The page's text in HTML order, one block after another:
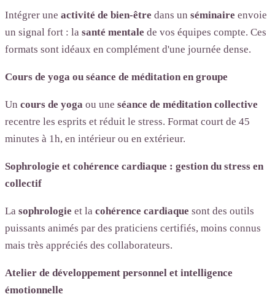
Intégrer une activité de bien-être dans un séminaire envoie
un signal fort : la santé mentale de vos équipes compte. Ces
formats sont idéaux en complément d'une journée dense.
Cours de yoga ou séance de méditation en groupe
Un cours de yoga ou une séance de méditation collective
recentre les esprits et réduit le stress. Format court de 45
minutes à 1h, en intérieur ou en extérieur.
Sophrologie et cohérence cardiaque : gestion du stress en
collectif
La sophrologie et la cohérence cardiaque sont des outils
puissants animés par des praticiens certifiés, moins connus
mais très appréciés des collaborateurs.
Atelier de développement personnel et intelligence
émotionnelle